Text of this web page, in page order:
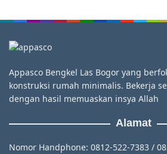
Appasco Bengkel Las Bogor yang
konstruksi rumah minimalis. Bekerja
dengan hasil memuaskan insya Allah
Alamat
Nomor Handphone: 0812-522-7383 /